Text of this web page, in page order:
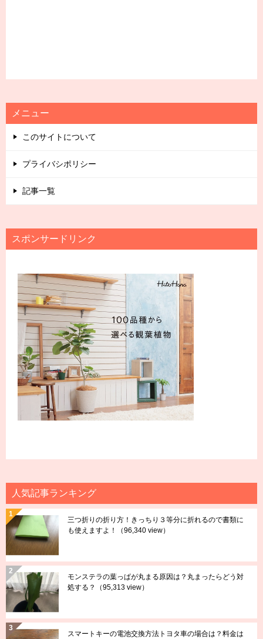
メニュー
このサイトについて
プライバシポリシー
記事一覧
スポンサードリンク
人気記事ランキング
三つ折りの折り方！きっちり３等分に折れるので書類に
も使えますよ！
（96,340 view）
モンステラの葉っぱが丸まる原因は？丸まったらどう対
処する？
（95,313 view）
スマートキーの電池交換方法トヨタ車の場合は？料金は